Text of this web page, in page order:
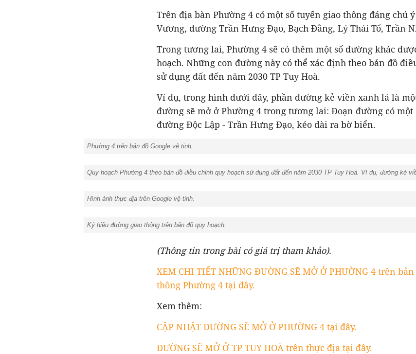
Trên địa bàn Phường 4 có một số tuyến giao thông đáng chú
Vương, đường Trần Hưng Đạo, Bạch Đằng, Lý Thái Tổ, Trần
Trong tương lai, Phường 4 sẽ có thêm một số đường khác
hoạch. Những con đường này có thể xác định theo bản đồ
sử dụng đất đến năm 2030 TP Tuy Hoà.
Ví dụ, trong hình dưới đây, phần đường kẻ viền xanh lá là
đường sẽ mở ở Phường 4 trong tương lai: Đoạn đường có một
đường Độc Lập - Trần Hưng Đạo, kéo dài ra bờ biển.
Phường 4 trên bản đồ Google vệ tinh.
Quy hoạch Phường 4 theo bản đồ điều chỉnh quy hoạch sử dụng đất đến năm 2030 TP Tuy Hoà. Ví dụ, đường kẻ
Hình ảnh thực địa trên Google vệ tinh.
Ký hiệu đường giao thông trên bản đồ quy hoạch.
(Thông tin trong bài có giá trị tham khảo).
XEM CHI TIẾT NHỮNG ĐƯỜNG SẼ MỞ Ở PHƯỜNG 4 trên
thông Phường 4 tại đây.
Xem thêm:
CẬP NHẬT ĐƯỜNG SẼ MỞ Ở PHƯỜNG 4 tại đây.
ĐƯỜNG SẼ MỞ Ở TP TUY HOÀ trên thực địa tại đây.